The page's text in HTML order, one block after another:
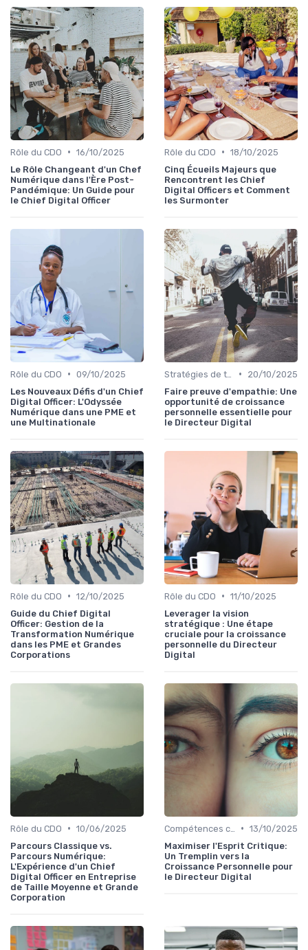
Rôle du CDO • 16/10/2025
Le Rôle Changeant d'un Chef
Numérique dans l'Ère Post-
Pandémique: Un Guide pour
le Chief Digital Officer
Rôle du CDO • 18/10/2025
Cinq Écueils Majeurs que
Rencontrent les Chief
Digital Officers et Comment
les Surmonter
Rôle du CDO • 09/10/2025
Les Nouveaux Défis d'un Chief
Digital Officer: L'Odyssée
Numérique dans une PME et
une Multinationale
•
20/10/2025
Faire preuve d'empathie: Une
opportunité de croissance
personnelle essentielle pour
le Directeur Digital
Rôle du CDO • 12/10/2025
Guide du Chief Digital
Officer: Gestion de la
Transformation Numérique
dans les PME et Grandes
Corporations
Rôle du CDO • 11/10/2025
Leverager la vision
stratégique : Une étape
cruciale pour la croissance
personnelle du Directeur
Digital
Rôle du CDO • 10/06/2025
Parcours Classique vs.
Parcours Numérique:
L'Expérience d'un Chief
Digital Officer en Entreprise
de Taille Moyenne et Grande
Corporation
• 13/10/2025
Maximiser l'Esprit Critique:
Un Tremplin vers la
Croissance Personnelle pour
le Directeur Digital